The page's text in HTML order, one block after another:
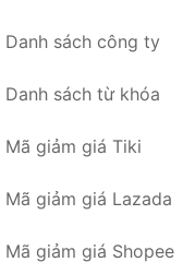
Danh sách công ty
Danh sách từ khóa
Mã giảm giá Tiki
Mã giảm giá Lazada
Mã giảm giá Shopee